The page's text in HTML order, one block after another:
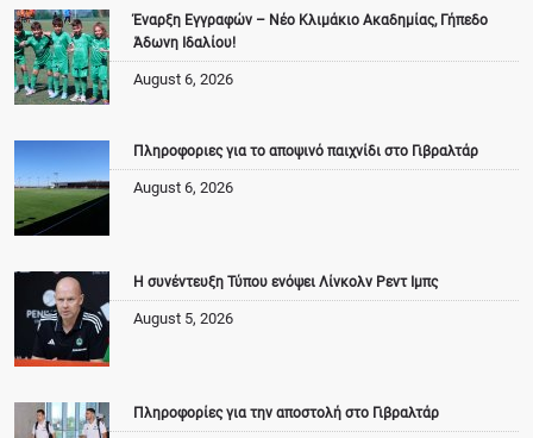
Έναρξη Εγγραφών – Νέο Κλιμάκιο Ακαδημίας, Γήπεδο
Άδωνη Ιδαλίου!
August 6, 2026
Πληροφοριες για το αποψινό παιχνίδι στο Γιβραλτάρ
August 6, 2026
Η συνέντευξη Τύπου ενόψει Λίνκολν Ρεντ Ιμπς
August 5, 2026
Πληροφορίες για την αποστολή στο Γιβραλτάρ